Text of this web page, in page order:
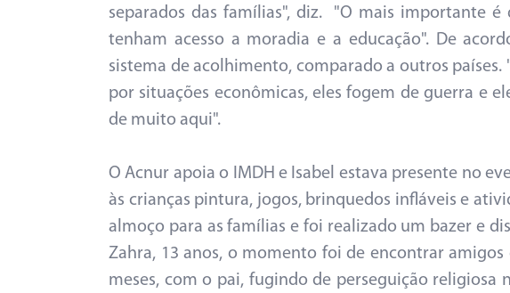
separados das famílias", diz. "O mais importante é
tenham acesso a moradia e a educação". De
sistema de acolhimento, comparado a outros
por situações econômicas, eles fogem de guerra e
de muito aqui".
O Acnur apoia o IMDH e Isabel estava presente no
às crianças pintura, jogos, brinquedos infláveis e
almoço para as famílias e foi realizado um bazer e
Zahra, 13 anos, o momento foi de encontrar
meses, com o pai, fugindo de perseguição religiosa